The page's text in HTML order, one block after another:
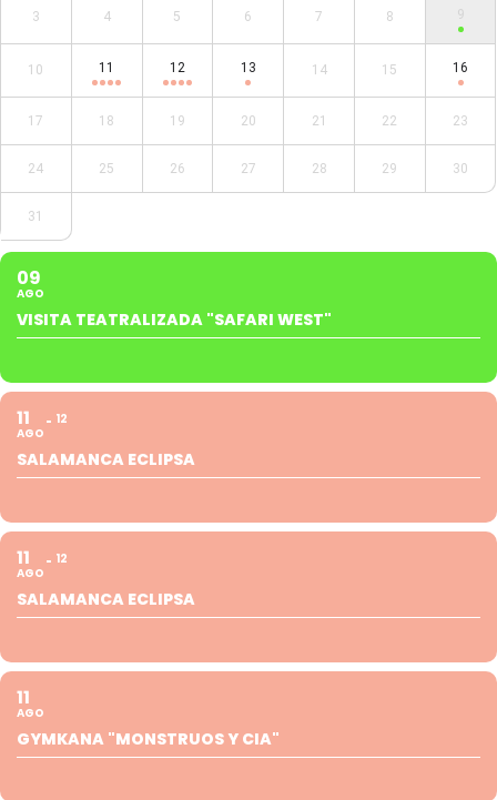
3 4 5 6 7 8 9
10 11 12 13 14 15 16
17 18 19 20 21 22 23
24 25 26 27 28 29 30
31
09
AGO
VISITA TEATRALIZADA "SAFARI WEST"
11
AGO
12
SALAMANCA ECLIPSA
11
AGO
12
SALAMANCA ECLIPSA
11
AGO
GYMKANA "MONSTRUOS Y CIA"